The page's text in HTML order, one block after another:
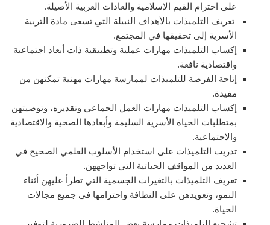
على احترام القيم الإسلامية والعادات العربية الأصيلة.
تعريف التلميذات بالأهداف النبيلة التي تسعى مادة التربية
الأسرية إلى تحقيقها في المجتمع.
إكساب التلميذات مهارات عملية وتطبيقية ذات أبعاد اجتماعية
واقتصادية نافعة.
إتاحة الفرصة للتلميذات لممارسة مهارات مهنية تمكنهن من
مفيدة.
إكساب التلميذات مهارات العمل الجماعي وتقديره، وتوصيتهن
بمتطلبات الحياة الأسرية السليمة وأبعادها الصحية والاقتصادية
والاجتماعية.
تدريب التلميذات على استخدام الأسلوب العلمي الصحيح في
العديد من المواقف الحياتية التي تواجههن.
تعريف التلميذات بالتغيرات الجسمية التي تطرأ عليهن أثناء
النمو، وتعويدهن على النظافة واحترامها في جميع مجالات
الحياة.